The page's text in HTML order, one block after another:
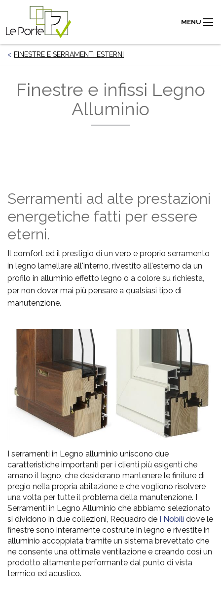
MENU
FINESTRE E SERRAMENTI ESTERNI
Finestre e infissi Legno
Alluminio
Serramenti ad alte prestazioni
energetiche fatti per essere
eterni.
Il comfort ed il prestigio di un vero e proprio serramento
in legno lamellare all'interno, rivestito all'esterno da un
profilo in alluminio effetto legno o a colore su richiesta,
per non dover mai più pensare a qualsiasi tipo di
manutenzione.
I serramenti in Legno alluminio uniscono due
caratteristiche importanti per i clienti più esigenti che
amano il legno, che desiderano mantenere le finiture di
pregio nella propria abitazione e che vogliono risolvere
una volta per tutte il problema della manutenzione. I
Serramenti in Legno Alluminio che abbiamo selezionato
si dividono in due collezioni, Requadro de I Nobili dove le
finestre sono interamente costruite in legno e rivestite in
alluminio accoppiata tramite un sistema brevettato che
ne consente una ottimale ventilazione e creando così un
prodotto altamente performante dal punto di vista
termico ed acustico.